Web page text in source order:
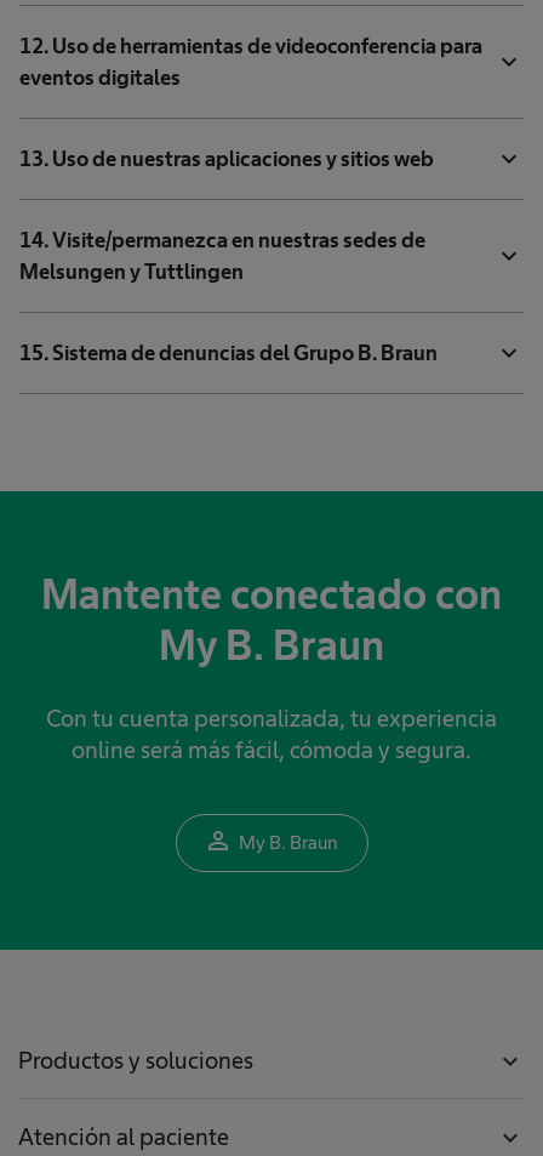
12. Uso de herramientas de videoconferencia para
eventos digitales
expand_more
13. Uso de nuestras aplicaciones y sitios web expand_more
14. Visite/permanezca en nuestras sedes de
Melsungen y Tuttlingen
expand_more
15. Sistema de denuncias del Grupo B. Braun expand_more
Mantente conectado con
My B. Braun
Con tu cuenta personalizada, tu experiencia
online será más fácil, cómoda y segura.
person_outline My B. Braun
Productos y soluciones expand_more
Atención al paciente expand_more